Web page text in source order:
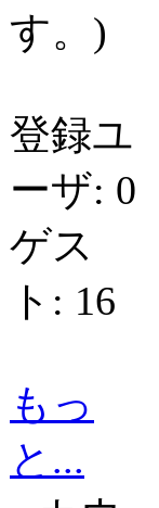
す。)
登録ユ
ーザ: 0
ゲス
ト: 16
もっ
と...